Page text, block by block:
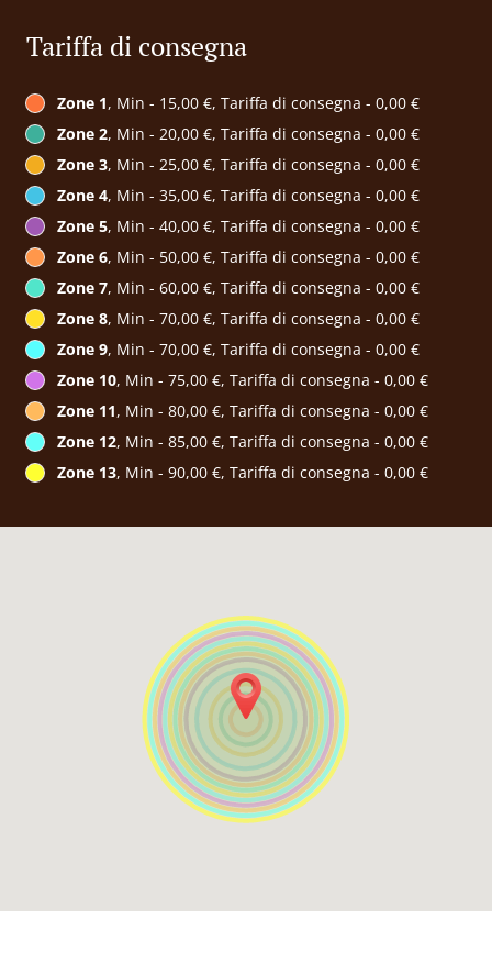
Tariffa di consegna
Zone 1, Min - 15,00 €, Tariffa di consegna - 0,00 €
Zone 2, Min - 20,00 €, Tariffa di consegna - 0,00 €
Zone 3, Min - 25,00 €, Tariffa di consegna - 0,00 €
Zone 4, Min - 35,00 €, Tariffa di consegna - 0,00 €
Zone 5, Min - 40,00 €, Tariffa di consegna - 0,00 €
Zone 6, Min - 50,00 €, Tariffa di consegna - 0,00 €
Zone 7, Min - 60,00 €, Tariffa di consegna - 0,00 €
Zone 8, Min - 70,00 €, Tariffa di consegna - 0,00 €
Zone 9, Min - 70,00 €, Tariffa di consegna - 0,00 €
Zone 10, Min - 75,00 €, Tariffa di consegna - 0,00 €
Zone 11, Min - 80,00 €, Tariffa di consegna - 0,00 €
Zone 12, Min - 85,00 €, Tariffa di consegna - 0,00 €
Zone 13, Min - 90,00 €, Tariffa di consegna - 0,00 €